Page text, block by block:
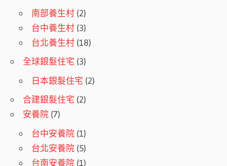
南部養生村 (2)
台中養生村 (3)
台北養生村 (18)
全球銀髮住宅 (3)
日本銀髮住宅 (2)
合建銀髮住宅 (2)
安養院 (7)
台中安養院 (1)
台北安養院 (5)
台南安養院 (1)